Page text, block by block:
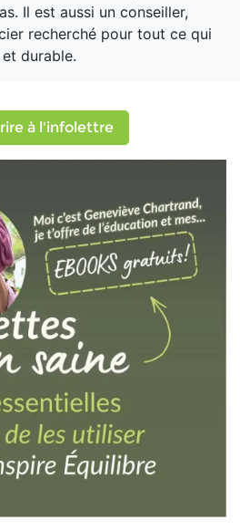
Il est aussi un conseiller,
recherché pour tout ce qui
durable.
à l'infolettre